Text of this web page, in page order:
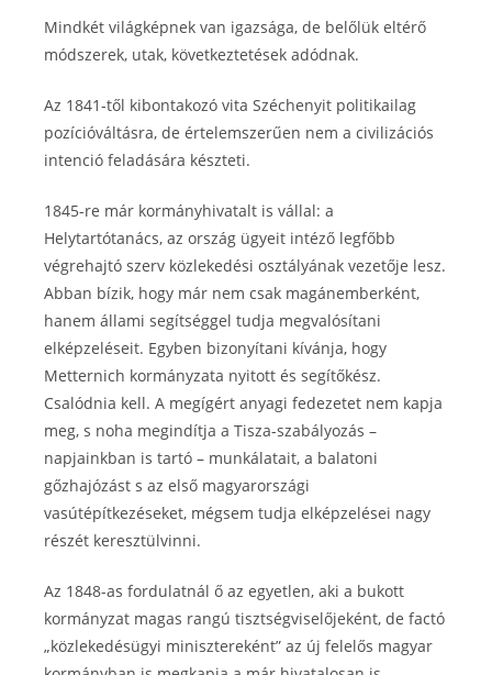
Mindkét világképnek van igazsága, de belőlük eltérő
módszerek, utak, következtetések adódnak.
Az 1841-től kibontakozó vita Széchenyit politikailag
pozícióváltásra, de értelemszerűen nem a civilizációs
intenció feladására készteti.
1845-re már kormányhivatalt is vállal: a
Helytartótanács, az ország ügyeit intéző legfőbb
végrehajtó szerv közlekedési osztályának vezetője lesz.
Abban bízik, hogy már nem csak magánemberként,
hanem állami segítséggel tudja megvalósítani
elképzeléseit. Egyben bizonyítani kívánja, hogy
Metternich kormányzata nyitott és segítőkész.
Csalódnia kell. A megígért anyagi fedezetet nem kapja
meg, s noha megindítja a Tisza-szabályozás –
napjainkban is tartó – munkálatait, a balatoni
gőzhajózást s az első magyarországi
vasútépítkezéseket, mégsem tudja elképzelései nagy
részét keresztülvinni.
Az 1848-as fordulatnál ő az egyetlen, aki a bukott
kormányzat magas rangú tisztségviselőjeként, de factó
„közlekedésügyi minisztereként” az új felelős magyar